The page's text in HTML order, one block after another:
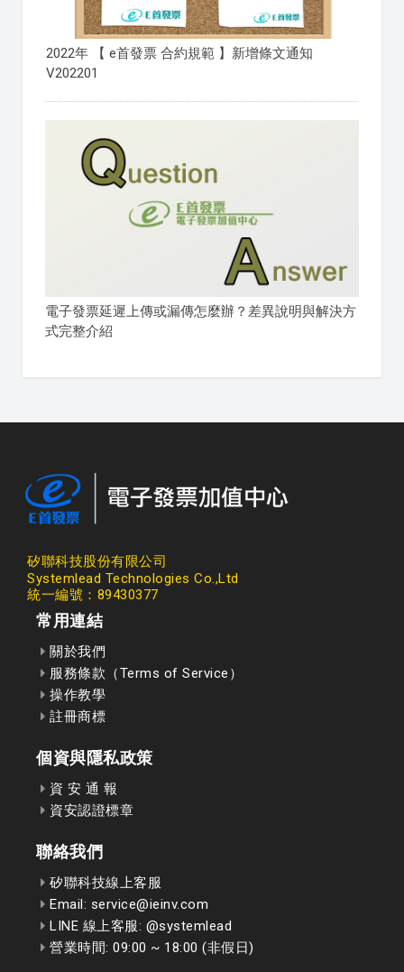
2022年 【 e首發票 合約規範 】新增條文通知
V202201
電子發票延遲上傳或漏傳怎麼辦？差異說明與解決方
式完整介紹
矽聯科技股份有限公司
Systemlead Technologies Co.,Ltd
統一編號：89430377
常用連結
關於我們
服務條款（Terms of Service）
操作教學
註冊商標
個資與隱私政策
資 安 通 報
資安認證標章
聯絡我們
矽聯科技線上客服
Email: service@ieinv.com
LINE 線上客服: @systemlead
營業時間: 09:00 ~ 18:00 (非假日)